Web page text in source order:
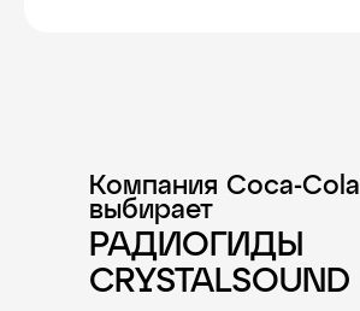
Компания Coca-Cola
выбирает
РАДИОГИДЫ
CRYSTALSOUND